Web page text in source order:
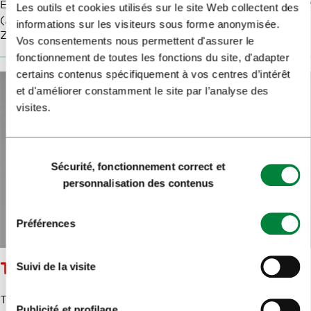
Les outils et cookies utilisés sur le site Web collectent des
informations sur les visiteurs sous forme anonymisée.
Vos consentements nous permettent d'assurer le
fonctionnement de toutes les fonctions du site, d'adapter
certains contenus spécifiquement à vos centres d’intérêt
et d'améliorer constamment le site par l’analyse des
visites.
consentement
Sécurité, fonctionnement correct et
personnalisation des contenus
Préférences
Suivi de la visite
En 2024, il a présenté l’installationKozmična privlačnost
(Attraction Cosmique) lors du LUV Festival dans le parc
Zvezda.
TILEN SEPIČ
Tilen Sepič est un artiste multidisciplinaire et un designer